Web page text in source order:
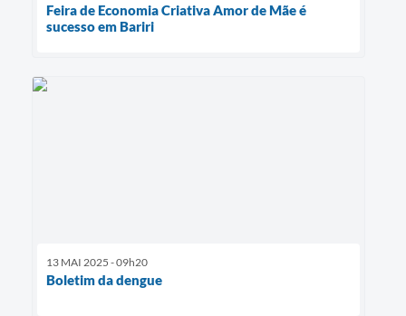
Feira de Economia Criativa Amor de Mãe é
sucesso em Bariri
13 MAI 2025 - 09h20
Boletim da dengue